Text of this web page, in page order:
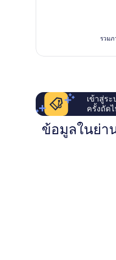
Pyeongchang
รวมภ
เข้าสู่ร
ครั้งถัด
ข้อมูลในย่า